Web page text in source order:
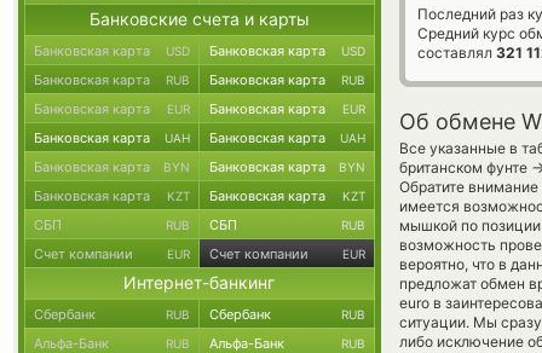
Последний раз
Средний курс
составлял 321
Об обмене
Все указанные в
британском фунте
Обратите
имеется
мышкой по
возможность
вероятно, что в
предложат обмен
euro в
ситуации. Мы
либо исключение
Банковские счета и карты
Банковская карта USD Банковская карта USD
Банковская карта RUB Банковская карта RUB
Банковская карта EUR Банковская карта EUR
Банковская карта UAH Банковская карта UAH
Банковская карта BYN Банковская карта BYN
Банковская карта KZT Банковская карта KZT
СБП RUB СБП RUB
Счет компании EUR Счет компании EUR
Интернет-банкинг
Сбербанк RUB Сбербанк RUB
Альфа-Банк RUB Альфа-Банк RUB